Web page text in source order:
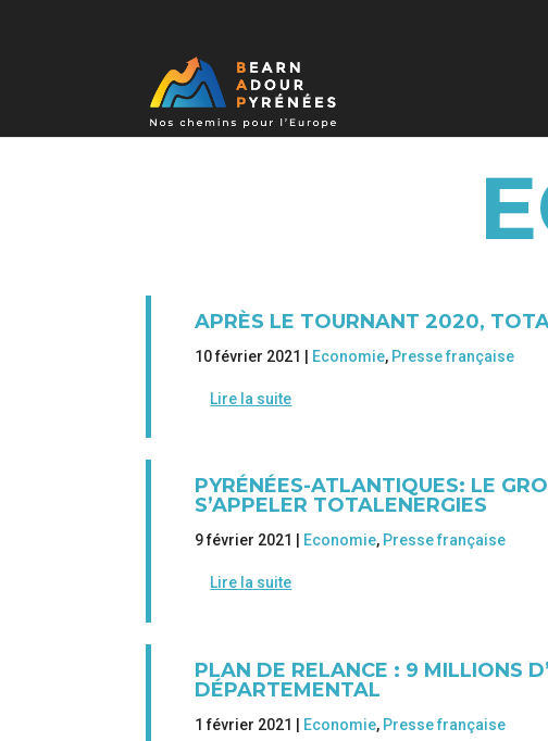
APRÈS LE TOURNANT 2020,
10 février 2021 | Economie, Presse française
Lire la suite
PYRÉNÉES-ATLANTIQUES: LE
S’APPELER TOTALENERGIES
9 février 2021 | Economie, Presse française
Lire la suite
PLAN DE RELANCE : 9 MILLIONS
DÉPARTEMENTAL
1 février 2021 | Economie, Presse française